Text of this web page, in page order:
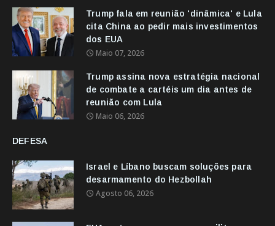
Trump fala em reunião 'dinâmica' e Lula
cita China ao pedir mais investimentos
dos EUA
Maio 07, 2026
Trump assina nova estratégia nacional
de combate a cartéis um dia antes de
reunião com Lula
Maio 06, 2026
DEFESA
Israel e Líbano buscam soluções para
desarmamento do Hezbollah
Agosto 06, 2026